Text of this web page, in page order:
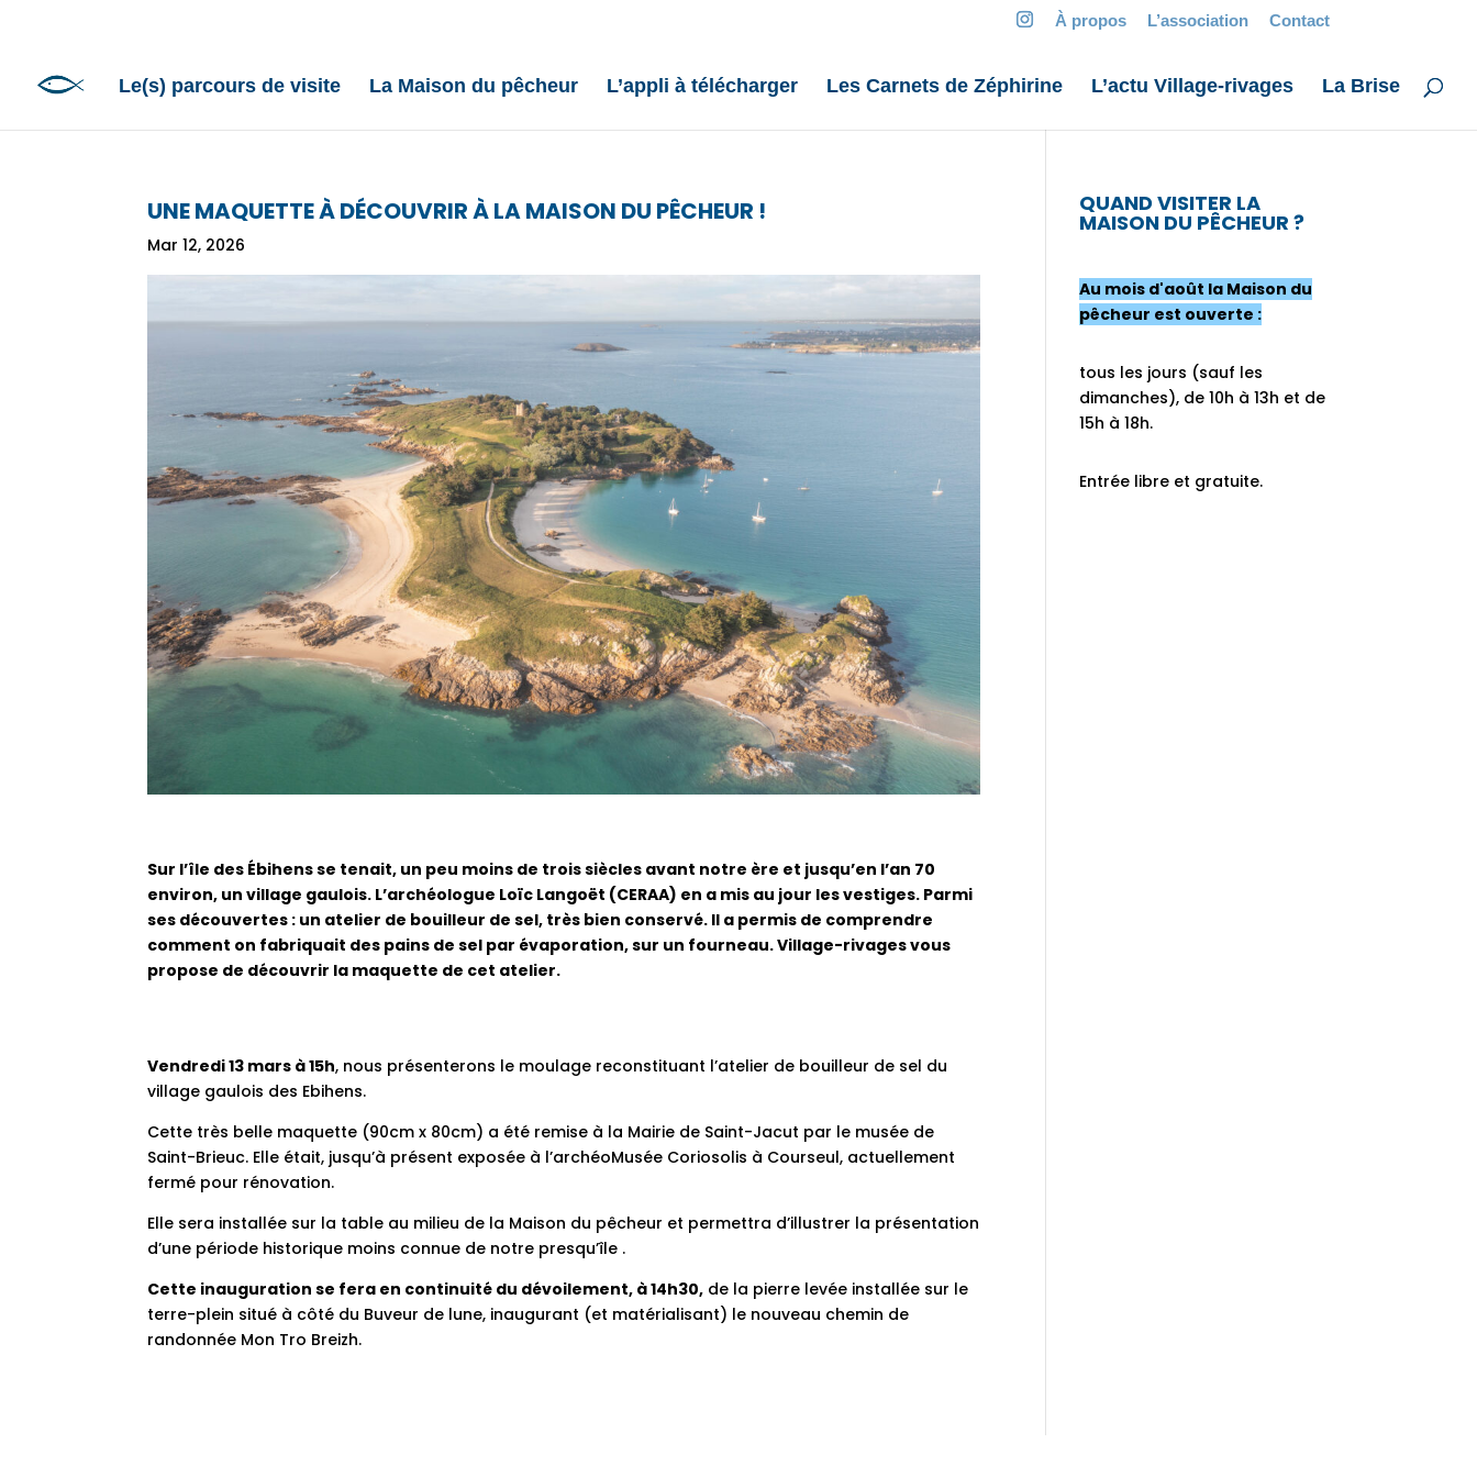
À propos L’association Contact
Le(s) parcours de visite La Maison du pêcheur L’appli à télécharger Les Carnets de Zéphirine L’actu Village-rivages La Brise
UNE MAQUETTE À DÉCOUVRIR À LA MAISON DU PÊCHEUR !
Mar 12, 2026
Sur l’île des Ébihens se tenait, un peu moins de trois siècles avant notre ère et jusqu’en l’an 70
environ, un village gaulois. L’archéologue Loïc Langoët (CERAA) en a mis au jour les vestiges. Parmi
ses découvertes : un atelier de bouilleur de sel, très bien conservé. Il a permis de comprendre
comment on fabriquait des pains de sel par évaporation, sur un fourneau. Village-rivages vous
propose de découvrir la maquette de cet atelier.
Vendredi 13 mars à 15h, nous présenterons le moulage reconstituant l’atelier de bouilleur de sel du
village gaulois des Ebihens.
Cette très belle maquette (90cm x 80cm) a été remise à la Mairie de Saint-Jacut par le musée de
Saint-Brieuc. Elle était, jusqu’à présent exposée à l’archéoMusée Coriosolis à Courseul, actuellement
fermé pour rénovation.
Elle sera installée sur la table au milieu de la Maison du pêcheur et permettra d’illustrer la présentation
d’une période historique moins connue de notre presqu’île .
Cette inauguration se fera en continuité du dévoilement, à 14h30, de la pierre levée installée sur le
terre-plein situé à côté du Buveur de lune, inaugurant (et matérialisant) le nouveau chemin de
randonnée Mon Tro Breizh.
QUAND VISITER LA
MAISON DU PÊCHEUR ?
Au mois d'août la Maison du
pêcheur est ouverte :
tous les jours (sauf les
dimanches), de 10h à 13h et de
15h à 18h.
Entrée libre et gratuite.